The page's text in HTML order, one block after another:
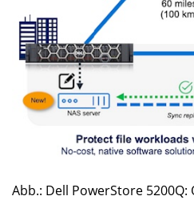
Abb.: Dell PowerStore